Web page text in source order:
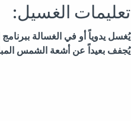
تعليمات الغسيل:
يُجفف بعيداً عن أشعة الشمس